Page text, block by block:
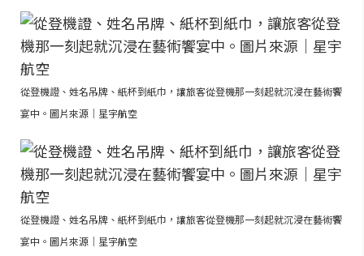
從登機證、姓名吊牌、紙杯到紙巾，讓旅客從登機那一刻起就沉浸在藝術饗
宴中。圖片來源｜星宇航空
從登機證、姓名吊牌、紙杯到紙巾，讓旅客從登機那一刻起就沉浸在藝術饗
宴中。圖片來源｜星宇航空